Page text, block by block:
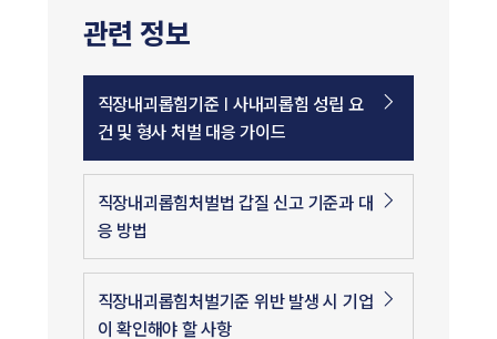
관련 정보
직장내괴롭힘기준 | 사내괴롭힘 성립 요
건 및 형사 처벌 대응 가이드
직장내괴롭힘처벌법 갑질 신고 기준과 대
응 방법
직장내괴롭힘처벌기준 위반 발생 시 기업
이 확인해야 할 사항